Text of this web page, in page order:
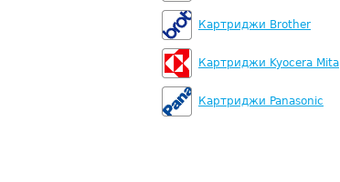
Картриджи Brother
Картриджи Kyocera Mita
Картриджи Panasonic